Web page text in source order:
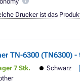
Drucker ist das
TN-6300 (TN6300)
7 Stk. Schwarz